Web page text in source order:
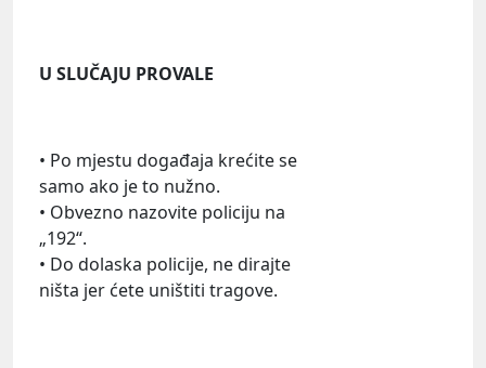
U SLUČAJU PROVALE
• Po mjestu događaja krećite se
samo ako je to nužno.
• Obvezno nazovite policiju na
„192“.
• Do dolaska policije, ne dirajte
ništa jer ćete uništiti tragove.